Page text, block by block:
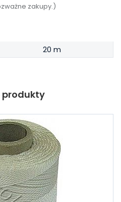
zakupy.)
20 m
produkty